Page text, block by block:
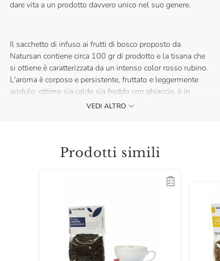
dare vita a un prodotto davvero unico nel suo genere.
Il sacchetto di infuso ai frutti di bosco proposto da
Natursan contiene circa 100 gr di prodotto e la tisana che
si ottiene è caratterizzata da un intenso color rosso rubino.
L'aroma è corposo e persistente, fruttato e leggermente
acidulo: ottimo sia caldo sia freddo con ghiaccio, è in
grado di donare ristoro, benessere e numerose sostanze
Per gustare appieno l'Infuso ai Frutti di Bosco di Natursan,
minuti, accompagnato da cioccolatini fondenti al Cassis,
VEDI ALTRO
Prodotti simili